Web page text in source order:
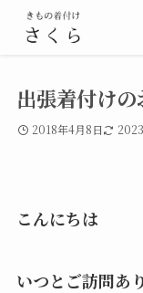
出張着付け
2018年4月8日
こんにちは
いつとご訪問あ